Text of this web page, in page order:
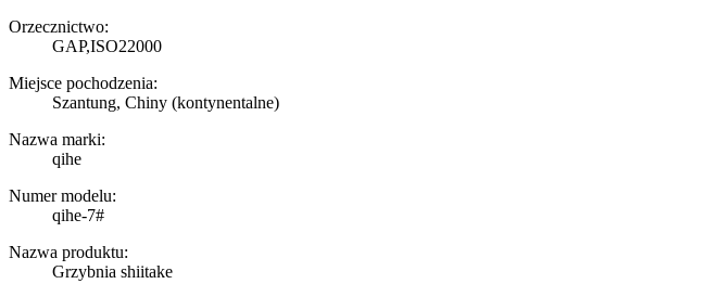
Orzecznictwo:
GAP,ISO22000
Miejsce pochodzenia:
Szantung, Chiny (kontynentalne)
Nazwa marki:
qihe
Numer modelu:
qihe-7#
Nazwa produktu:
Grzybnia shiitake